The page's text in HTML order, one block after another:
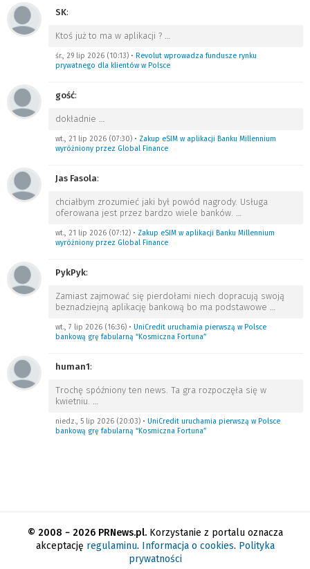
SK:
Ktoś już to ma w aplikacji ? …
śr., 29 lip 2026 (10:13) • Revolut wprowadza fundusze rynku
prywatnego dla klientów w Polsce
gość:
dokładnie …
wt., 21 lip 2026 (07:30) • Zakup eSIM w aplikacji Banku Millennium
wyróżniony przez Global Finance
Jas Fasola:
chciałbym zrozumieć jaki był powód nagrody. Usługa
oferowana jest przez bardzo wiele banków. …
wt., 21 lip 2026 (07:12) • Zakup eSIM w aplikacji Banku Millennium
wyróżniony przez Global Finance
PykPyk:
Zamiast zajmować się pierdołami niech dopracują swoją
beznadziejną aplikację bankową bo ma podstawowe …
wt., 7 lip 2026 (16:36) • UniCredit uruchamia pierwszą w Polsce
bankową grę fabularną “Kosmiczna Fortuna”
human1:
Trochę spóźniony ten news. Ta gra rozpoczęła się w
kwietniu. …
niedz., 5 lip 2026 (20:03) • UniCredit uruchamia pierwszą w Polsce
bankową grę fabularną “Kosmiczna Fortuna”
© 2008 − 2026 PRNews.pl.Korzystanie z portalu oznacza
akceptację regulaminu. Informacja o cookies. Polityka
prywatności